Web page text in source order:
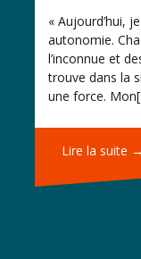
« Aujourd’hui,
autonomie.
l’inconnue et
trouve dans la
une force.
Lire la suite →